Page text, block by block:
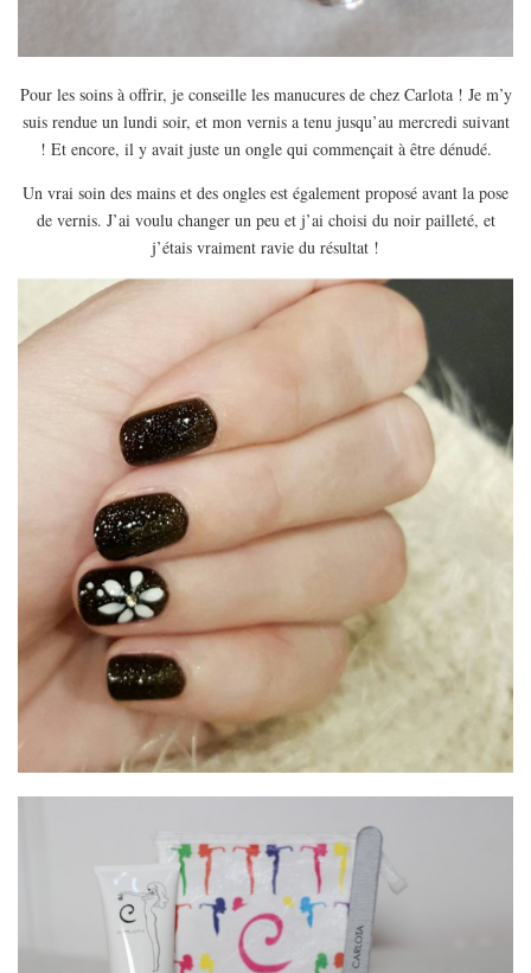
Pour les soins à offrir, je conseille les manucures de chez Carlota ! Je m’y
suis rendue un lundi soir, et mon vernis a tenu jusqu’au mercredi suivant
! Et encore, il y avait juste un ongle qui commençait à être dénudé.
Un vrai soin des mains et des ongles est également proposé avant la pose
de vernis. J’ai voulu changer un peu et j’ai choisi du noir pailleté, et
j’étais vraiment ravie du résultat !